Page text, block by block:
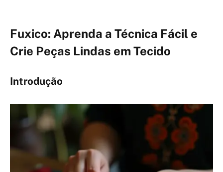
Fuxico: Aprenda a Técnica Fácil e
Crie Peças Lindas em Tecido
Introdução